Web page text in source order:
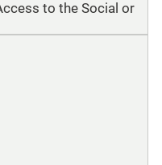
to the Social or